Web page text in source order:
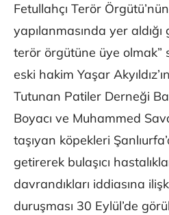
Fetullahçı Terör
yapılanmasında yer aldığı
terör örgütüne üye olmak”
eski hakim Yaşar
Tutunan Patiler Derneği
Boyacı ve Muhammed
taşıyan köpekleri
getirerek bulaşıcı
davrandıkları iddiasına
duruşması 30 Eylül’de